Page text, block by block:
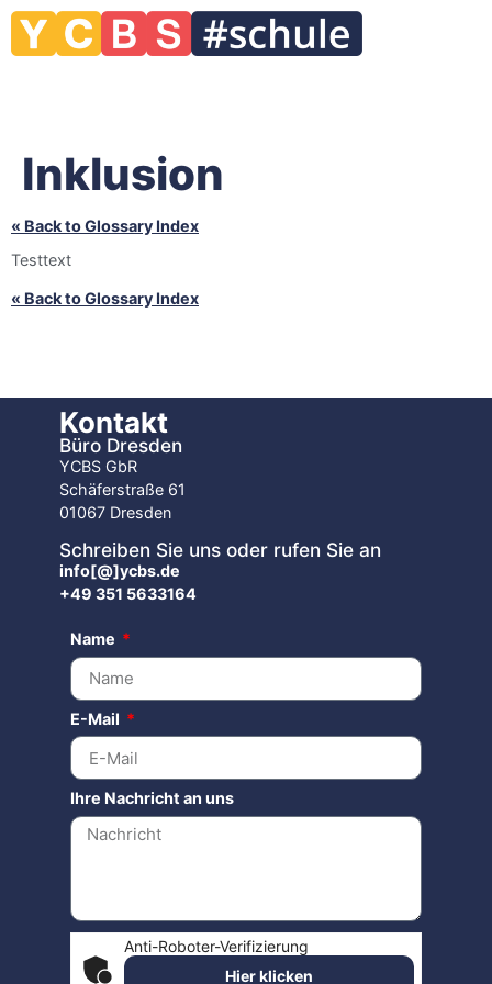
Inklusion
« Back to Glossary Index
Testtext
« Back to Glossary Index
Kontakt
Büro Dresden
YCBS GbR
Schäferstraße 61
01067 Dresden
Schreiben Sie uns oder rufen Sie an
info[@]ycbs.de
+49 351 5633164
Name
E-Mail
Ihre Nachricht an uns
Anti-Roboter-Verifizierung
Hier klicken